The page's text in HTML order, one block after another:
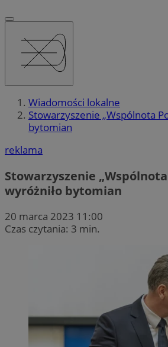
Wiadomości lokalne
Stowarzyszenie „Wspólnota
bytomian
reklama
Stowarzyszenie
wyróżniło bytomian
20 marca 2023 11:00
Czas czytania: 3 min.